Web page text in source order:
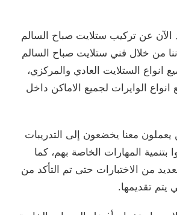
الآن عن تركيب ستلايت صباح السالم
من خلال فني ستلايت صباح السالم
انواع الستلايت العادي والمركزي،
الوايرات لجميع الاماكن داخل
يعملون معنا يخضعون إلى التدريبات
بتنمية المهارات الخاصة بهم، كما
من الاختبارات حتى تم التأكد من
يتم تقديمها.